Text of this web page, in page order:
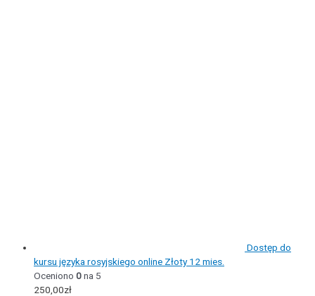
Dostęp do
kursu języka rosyjskiego online Złoty 12 mies.
Oceniono 0na 5
250,00zł